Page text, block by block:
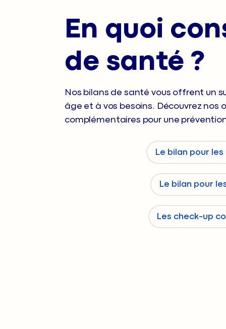
En quoi
de santé ?
Nos bilans de santé vous offrent un
âge et à vos besoins. Découvrez nos
complémentaires pour une
Le bilan pour
Le bilan pour
Les check-up